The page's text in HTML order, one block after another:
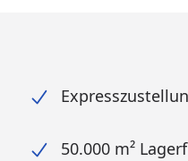
50.000 m²